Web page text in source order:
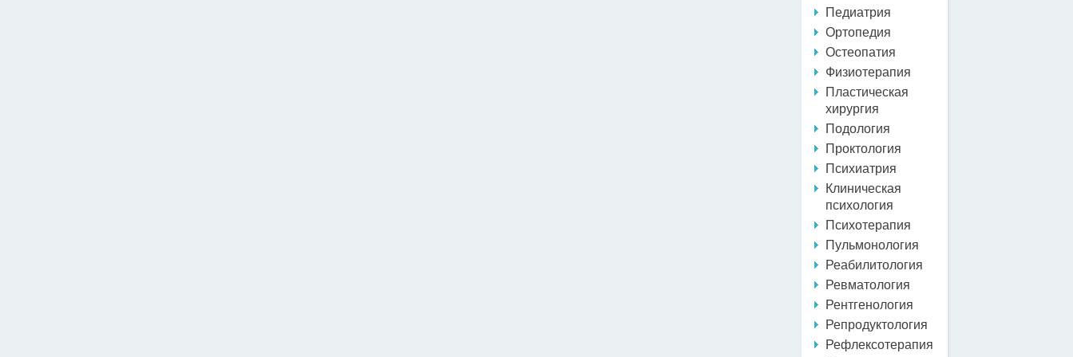
Педиатрия
Ортопедия
Остеопатия
Физиотерапия
Пластическая
хирургия
Подология
Проктология
Психиатрия
Клиническая
психология
Психотерапия
Пульмонология
Реабилитология
Ревматология
Рентгенология
Репродуктология
Рефлексотерапия